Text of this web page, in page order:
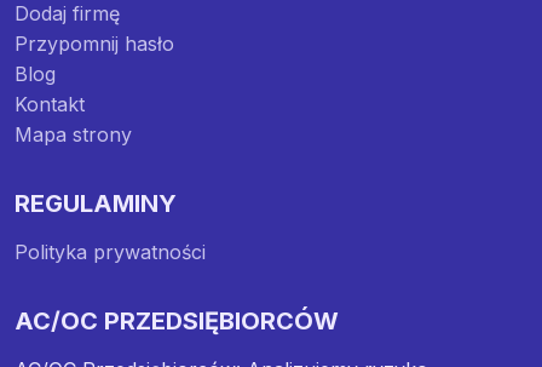
Dodaj firmę
Przypomnij hasło
Blog
Kontakt
Mapa strony
REGULAMINY
Polityka prywatności
AC/OC PRZEDSIĘBIORCÓW